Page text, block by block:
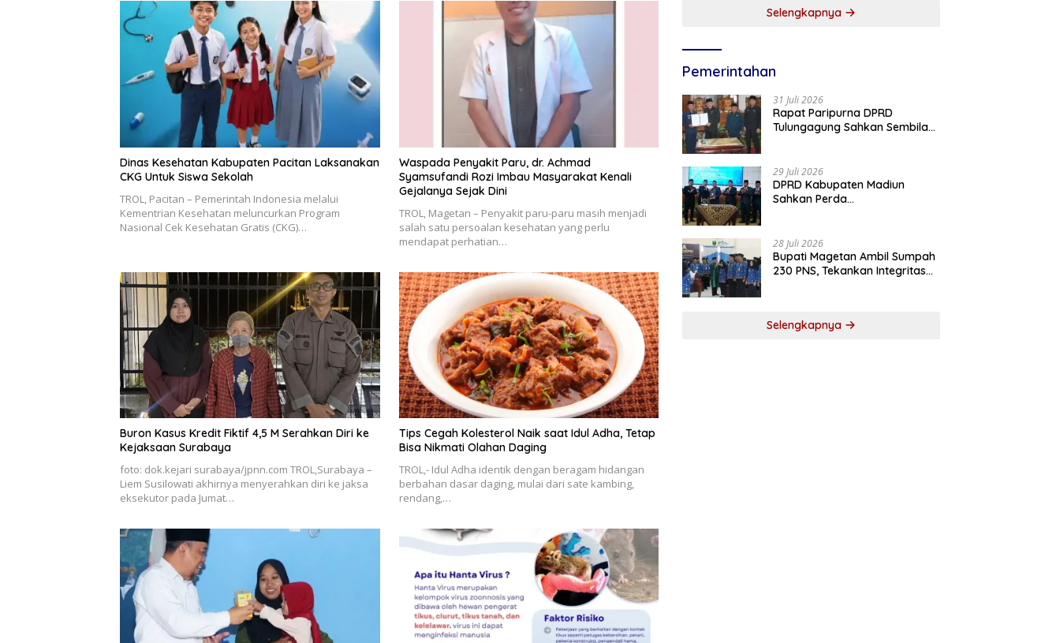
Dinas Kesehatan Kabupaten Pacitan Laksanakan
CKG Untuk Siswa Sekolah
TROL, Pacitan – Pemerintah Indonesia melalui
Kementrian Kesehatan meluncurkan Program
Nasional Cek Kesehatan Gratis (CKG)…
Waspada Penyakit Paru, dr. Achmad
Syamsufandi Rozi Imbau Masyarakat Kenali
Gejalanya Sejak Dini
TROL, Magetan – Penyakit paru-paru masih menjadi
salah satu persoalan kesehatan yang perlu
mendapat perhatian…
Buron Kasus Kredit Fiktif 4,5 M Serahkan Diri ke
Kejaksaan Surabaya
foto: dok.kejari surabaya/jpnn.com TROL,Surabaya –
Liem Susilowati akhirnya menyerahkan diri ke jaksa
eksekutor pada Jumat…
Tips Cegah Kolesterol Naik saat Idul Adha, Tetap
Bisa Nikmati Olahan Daging
TROL,- Idul Adha identik dengan beragam hidangan
berbahan dasar daging, mulai dari sate kambing,
rendang,…
Selengkapnya
Pemerintahan
31 Juli 2026
Rapat Paripurna DPRD
Tulungagung Sahkan Sembilan
29 Juli 2026
DPRD Kabupaten Madiun
Sahkan Perda
Agenda Prioritas
28 Juli 2026
Bupati Magetan Ambil Sumpah
230 PNS, Tekankan Integritas
Selengkapnya